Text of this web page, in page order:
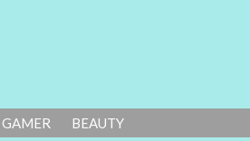
GAMER BEAUTY